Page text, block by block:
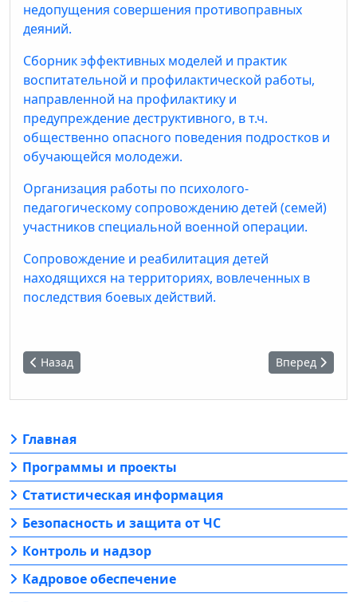
Главная
Программы и проекты
Статистическая информация
Безопасность и защита от ЧС
Контроль и надзор
Кадровое обеспечение
недопущения совершения противоправных
деяний.
Сборник эффективных моделей и практик
воспитательной и профилактической работы,
направленной на профилактику и
предупреждение деструктивного, в т.ч.
общественно опасного поведения подростков и
обучающейся молодежи.
Организация работы по психолого-
педагогическому сопровождению детей (семей)
участников специальной военной операции.
Сопровождение и реабилитация детей
находящихся на территориях, вовлеченных в
последствия боевых действий.
Предыдущий: Анти-Нарко Гид Иркутской области
Назад Следующий:
Вперед